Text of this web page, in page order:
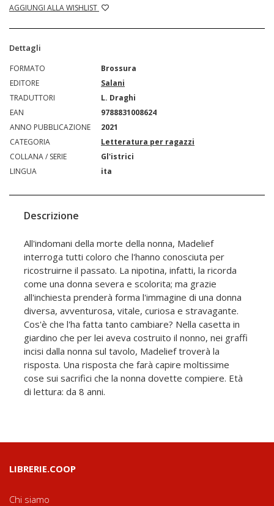
AGGIUNGI ALLA WISHLIST
Dettagli
FORMATO
Brossura
EDITORE
Salani
TRADUTTORI
L. Draghi
EAN
9788831008624
ANNO PUBBLICAZIONE
2021
CATEGORIA
Letteratura per ragazzi
COLLANA / SERIE
Gl'istrici
LINGUA
ita
Descrizione
All'indomani della morte della nonna, Madelief
interroga tutti coloro che l'hanno conosciuta per
ricostruirne il passato. La nipotina, infatti, la ricorda
come una donna severa e scolorita; ma grazie
all'inchiesta prenderà forma l'immagine di una donna
diversa, avventurosa, vitale, curiosa e stravagante.
Cos'è che l'ha fatta tanto cambiare? Nella casetta in
giardino che per lei aveva costruito il nonno, nei graffi
incisi dalla nonna sul tavolo, Madelief troverà la
risposta. Una risposta che farà capire moltissime
cose sui sacrifici che la nonna dovette compiere. Età
di lettura: da 8 anni.
LIBRERIE.COOP
Chi siamo